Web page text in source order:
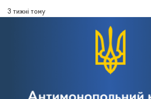
комітету України
3 тижні тому